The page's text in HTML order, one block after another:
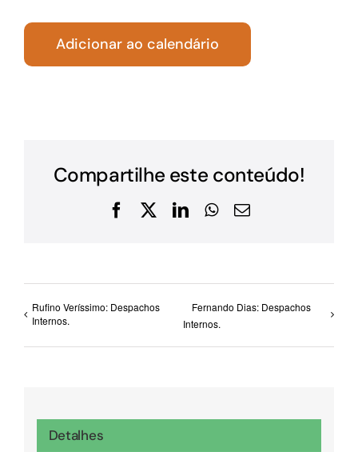
Adicionar ao calendário
Compartilhe este conteúdo!
Facebook
X LinkedInWhatsApp
E-
Rufino Veríssimo: Despachos
Internos.
Fernando Dias: Despachos
Internos.
Detalhes